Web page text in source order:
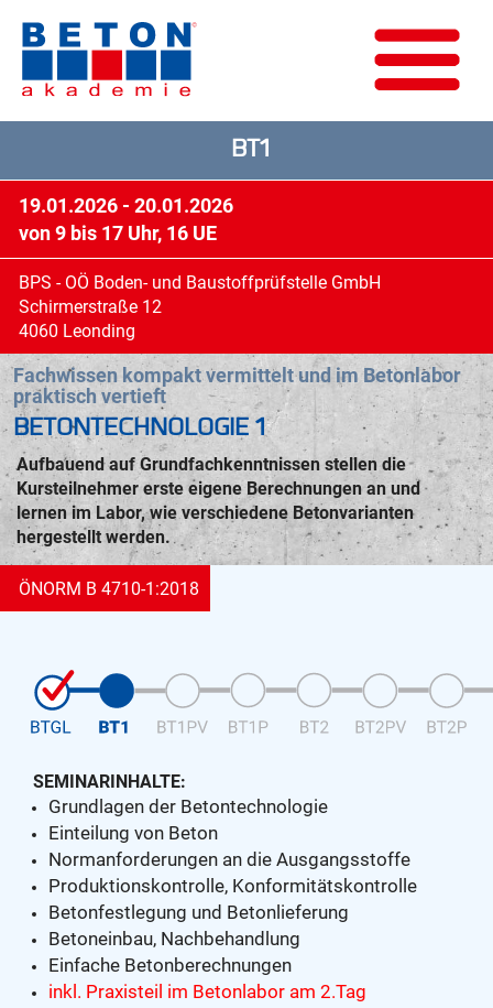
Fachwissen kompakt vermittelt und im Betonlabor
praktisch vertieft
BETONTECHNOLOGIE 1
Aufbauend auf Grundfachkenntnissen stellen die
Kursteilnehmer erste eigene Berechnungen an und
lernen im Labor, wie verschiedene Betonvarianten
hergestellt werden.
BT1
19.01.2026 - 20.01.2026
von 9 bis 17 Uhr, 16 UE
BPS - OÖ Boden- und Baustoffprüfstelle GmbH
Schirmerstraße 12
4060 Leonding
ÖNORM B 4710-1:2018
SEMINARINHALTE:
Grundlagen der Betontechnologie
Einteilung von Beton
Normanforderungen an die Ausgangsstoffe
Produktionskontrolle, Konformitätskontrolle
Betonfestlegung und Betonlieferung
Betoneinbau, Nachbehandlung
Einfache Betonberechnungen
inkl. Praxisteil im Betonlabor am 2.Tag